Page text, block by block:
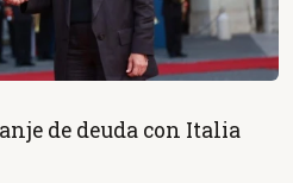
de deuda con Italia